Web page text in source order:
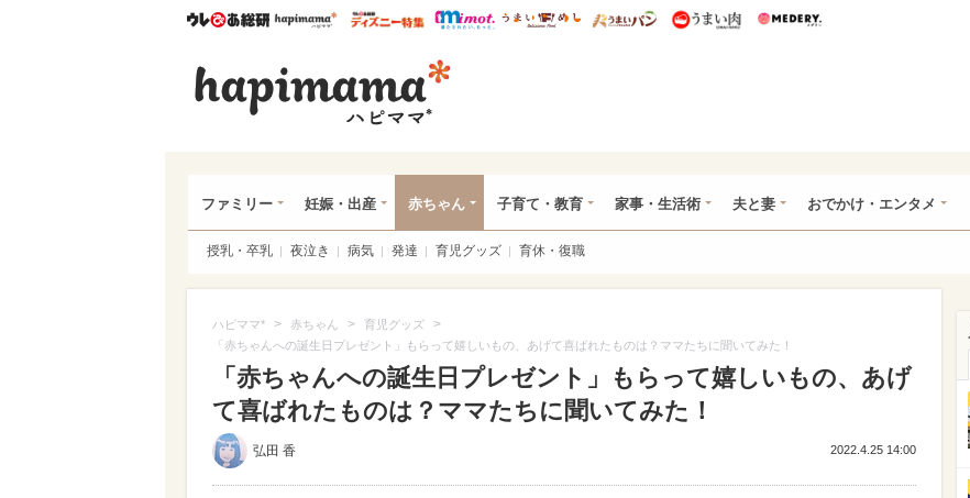
ウレぴあ総研ハピママ* ウレぴあ総研 ディズニー特集
mimot. うまいめし うまいパン うまい肉
ファミリー 妊娠・出産 赤ちゃん 子育て・教育 家事・生活術 夫と妻 おでかけ・エンタメ
授乳・卒乳 夜泣き 病気 発達 育児グッズ 育休・復職
ハピママ* > 赤ちゃん > 育児グッズ >
「赤ちゃんへの誕生日プレゼント」もらって嬉しいもの、あげて喜ばれたものは？ママたちに聞いてみた！
「赤ちゃんへの誕生日プレゼント」もらって嬉しいもの、あげ
て喜ばれたものは？ママたちに聞いてみた！
弘田 香 2022.4.25 14:00